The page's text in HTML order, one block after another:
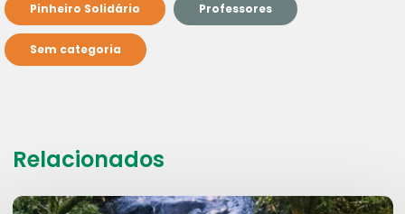
Pinheiro Solidário Professores
Sem categoria
Relacionados